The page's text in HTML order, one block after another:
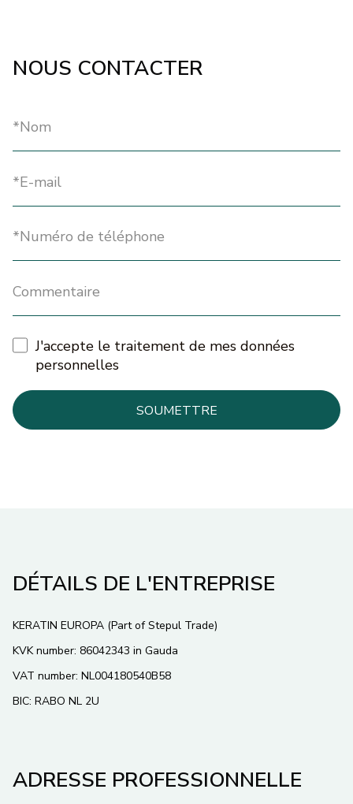
NOUS CONTACTER
J'accepte le traitement de mes données
personnelles
SOUMETTRE
DÉTAILS DE L'ENTREPRISE
KERATIN EUROPA (Part of Stepul Trade)
KVK number: 86042343 in Gauda
VAT number: NL004180540B58
BIC: RABO NL 2U
ADRESSE PROFESSIONNELLE